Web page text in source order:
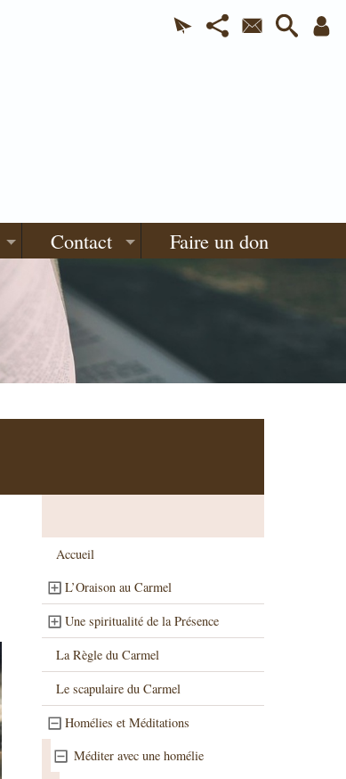
Contact Faire un don
Accueil
L’Oraison au Carmel
Une spiritualité de la Présence
La Règle du Carmel
Le scapulaire du Carmel
Homélies et Méditations
Méditer avec une homélie